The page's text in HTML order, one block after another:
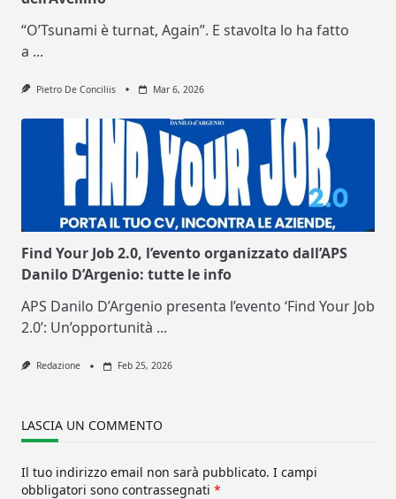
“O’Tsunami è turnat, Again”. E stavolta lo ha fatto
a ...
Pietro De Conciliis Mar 6, 2026
Find Your Job 2.0, l’evento organizzato dall’APS
Danilo D’Argenio: tutte le info
APS Danilo D’Argenio presenta l’evento ‘Find Your Job
2.0’: Un’opportunità ...
Redazione Feb 25, 2026
LASCIA UN COMMENTO
Il tuo indirizzo email non sarà pubblicato. I campi
obbligatori sono contrassegnati *